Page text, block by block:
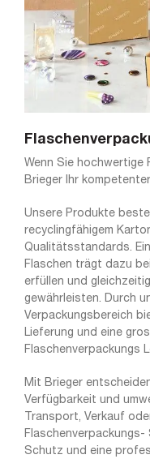
Wenn Sie hochwertige
Brieger Ihr
Unsere Produkte
recyclingfähigem
Qualitätsstandards.
Flaschen trägt dazu
erfüllen und
gewährleisten. Durch
Verpackungsbereich
Lieferung und eine
Flaschenverpackungs
Mit Brieger
Verfügbarkeit und
Transport, Verkauf
Schutz und eine